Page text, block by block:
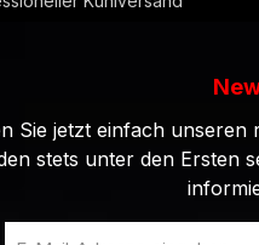
Sie jetzt einfach unseren
stets unter den Ersten